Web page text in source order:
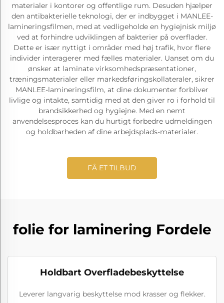
materialer i kontorer og offentlige rum. Desuden hjælper
den antibakterielle teknologi, der er indbygget i MANLEE-
lamineringsfilmen, med at vedligeholde en hygiejnisk miljø
ved at forhindre udviklingen af bakterier på overflader.
Dette er især nyttigt i områder med høj trafik, hvor flere
individer interagerer med fælles materialer. Uanset om du
ønsker at laminate virksomhedspræsentationer,
træningsmaterialer eller markedsføringskollateraler, sikrer
MANLEE-lamineringsfilm, at dine dokumenter forbliver
livlige og intakte, samtidig med at den giver ro i forhold til
brandsikkerhed og hygiejne. Med en nemt
anvendelsesproces kan du hurtigt forbedre udmeldingen
og holdbarheden af dine arbejdsplads-materialer.
FÅ ET TILBUD
folie for laminering Fordele
Holdbart Overfladebeskyttelse
Leverer langvarig beskyttelse mod krasser og flekker.